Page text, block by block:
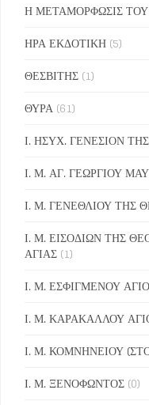
Η ΜΕΤΑΜΟΡΦΩΣΙΣ
ΗΡΑ ΕΚΔΟΤΙΚΗ (5)
ΘΕΣΒΙΤΗΣ (1)
ΘΥΡΑ (61)
Ι. ΗΣΥΧ. ΓΕΝΕΣΙΟΝ
Ι. Μ. ΑΓ. ΓΕΩΡΓΙΟΥ
Ι. Μ. ΓΕΝΕΘΛΙΟΥ ΤΗΣ
Ι. Μ. ΕΙΣΟΔΙΩΝ ΤΗΣ
ΑΓΙΑΣ (1)
Ι. Μ. ΕΣΦΙΓΜΕΝΟΥ
Ι. Μ. ΚΑΡΑΚΑΛΛΟΥ
Ι. Μ. ΚΟΜΝΗΝΕΙΟΥ
Ι. Μ. ΞΕΝΟΦΩΝΤΟΣ (0)